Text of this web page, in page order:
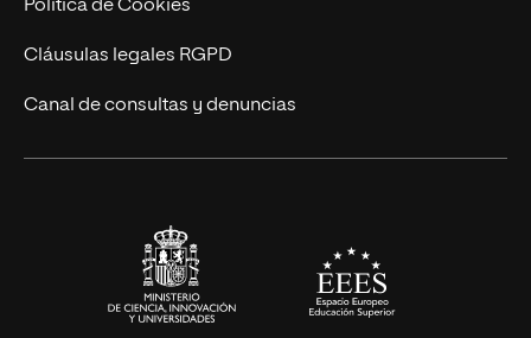
UNIR Revista
Eventos
Política de Cookies
Cláusulas legales RGPD
Canal de consultas y denuncias